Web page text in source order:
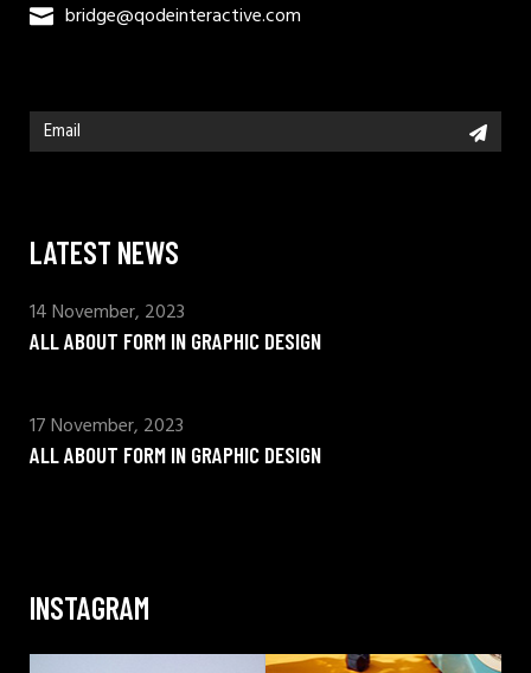
bridge@qodeinteractive.com
LATEST NEWS
ALL ABOUT FORM IN GRAPHIC DESIGN
14 November, 2023
ALL ABOUT FORM IN GRAPHIC DESIGN
17 November, 2023
INSTAGRAM